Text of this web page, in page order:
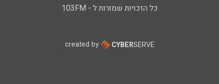
כל הזכויות שמורות ל - 103FM
created by CYBERSERVE